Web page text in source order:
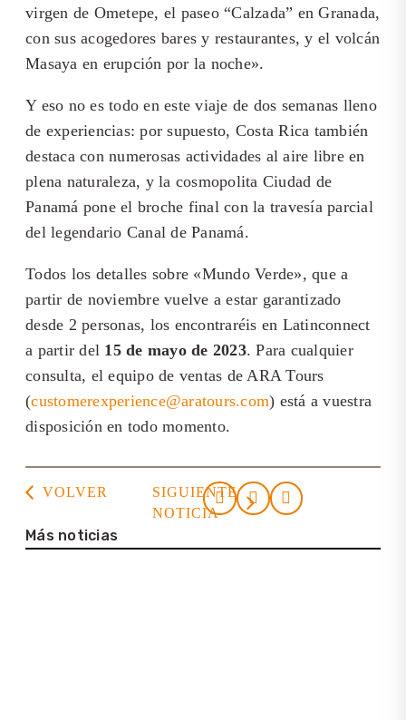
virgen de Ometepe, el paseo “Calzada” en Granada,
con sus acogedores bares y restaurantes, y el volcán
Masaya en erupción por la noche».
Y eso no es todo en este viaje de dos semanas lleno
de experiencias: por supuesto, Costa Rica también
destaca con numerosas actividades al aire libre en
plena naturaleza, y la cosmopolita Ciudad de
Panamá pone el broche final con la travesía parcial
del legendario Canal de Panamá.
Todos los detalles sobre «Mundo Verde», que a
partir de noviembre vuelve a estar garantizado
desde 2 personas, los encontraréis en Latinconnect
a partir del 15 de mayo de 2023. Para cualquier
consulta, el equipo de ventas de ARA Tours
(customerexperience@aratours.com) está a vuestra
disposición en todo momento.
VOLVER
SIGUIENTE
NOTICIA
Más noticias